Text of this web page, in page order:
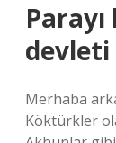
Merhaba
Köktürkler